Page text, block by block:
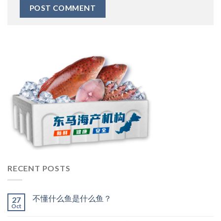
RECENT POSTS
27
Oct
不懂什么鱼是什么鱼？